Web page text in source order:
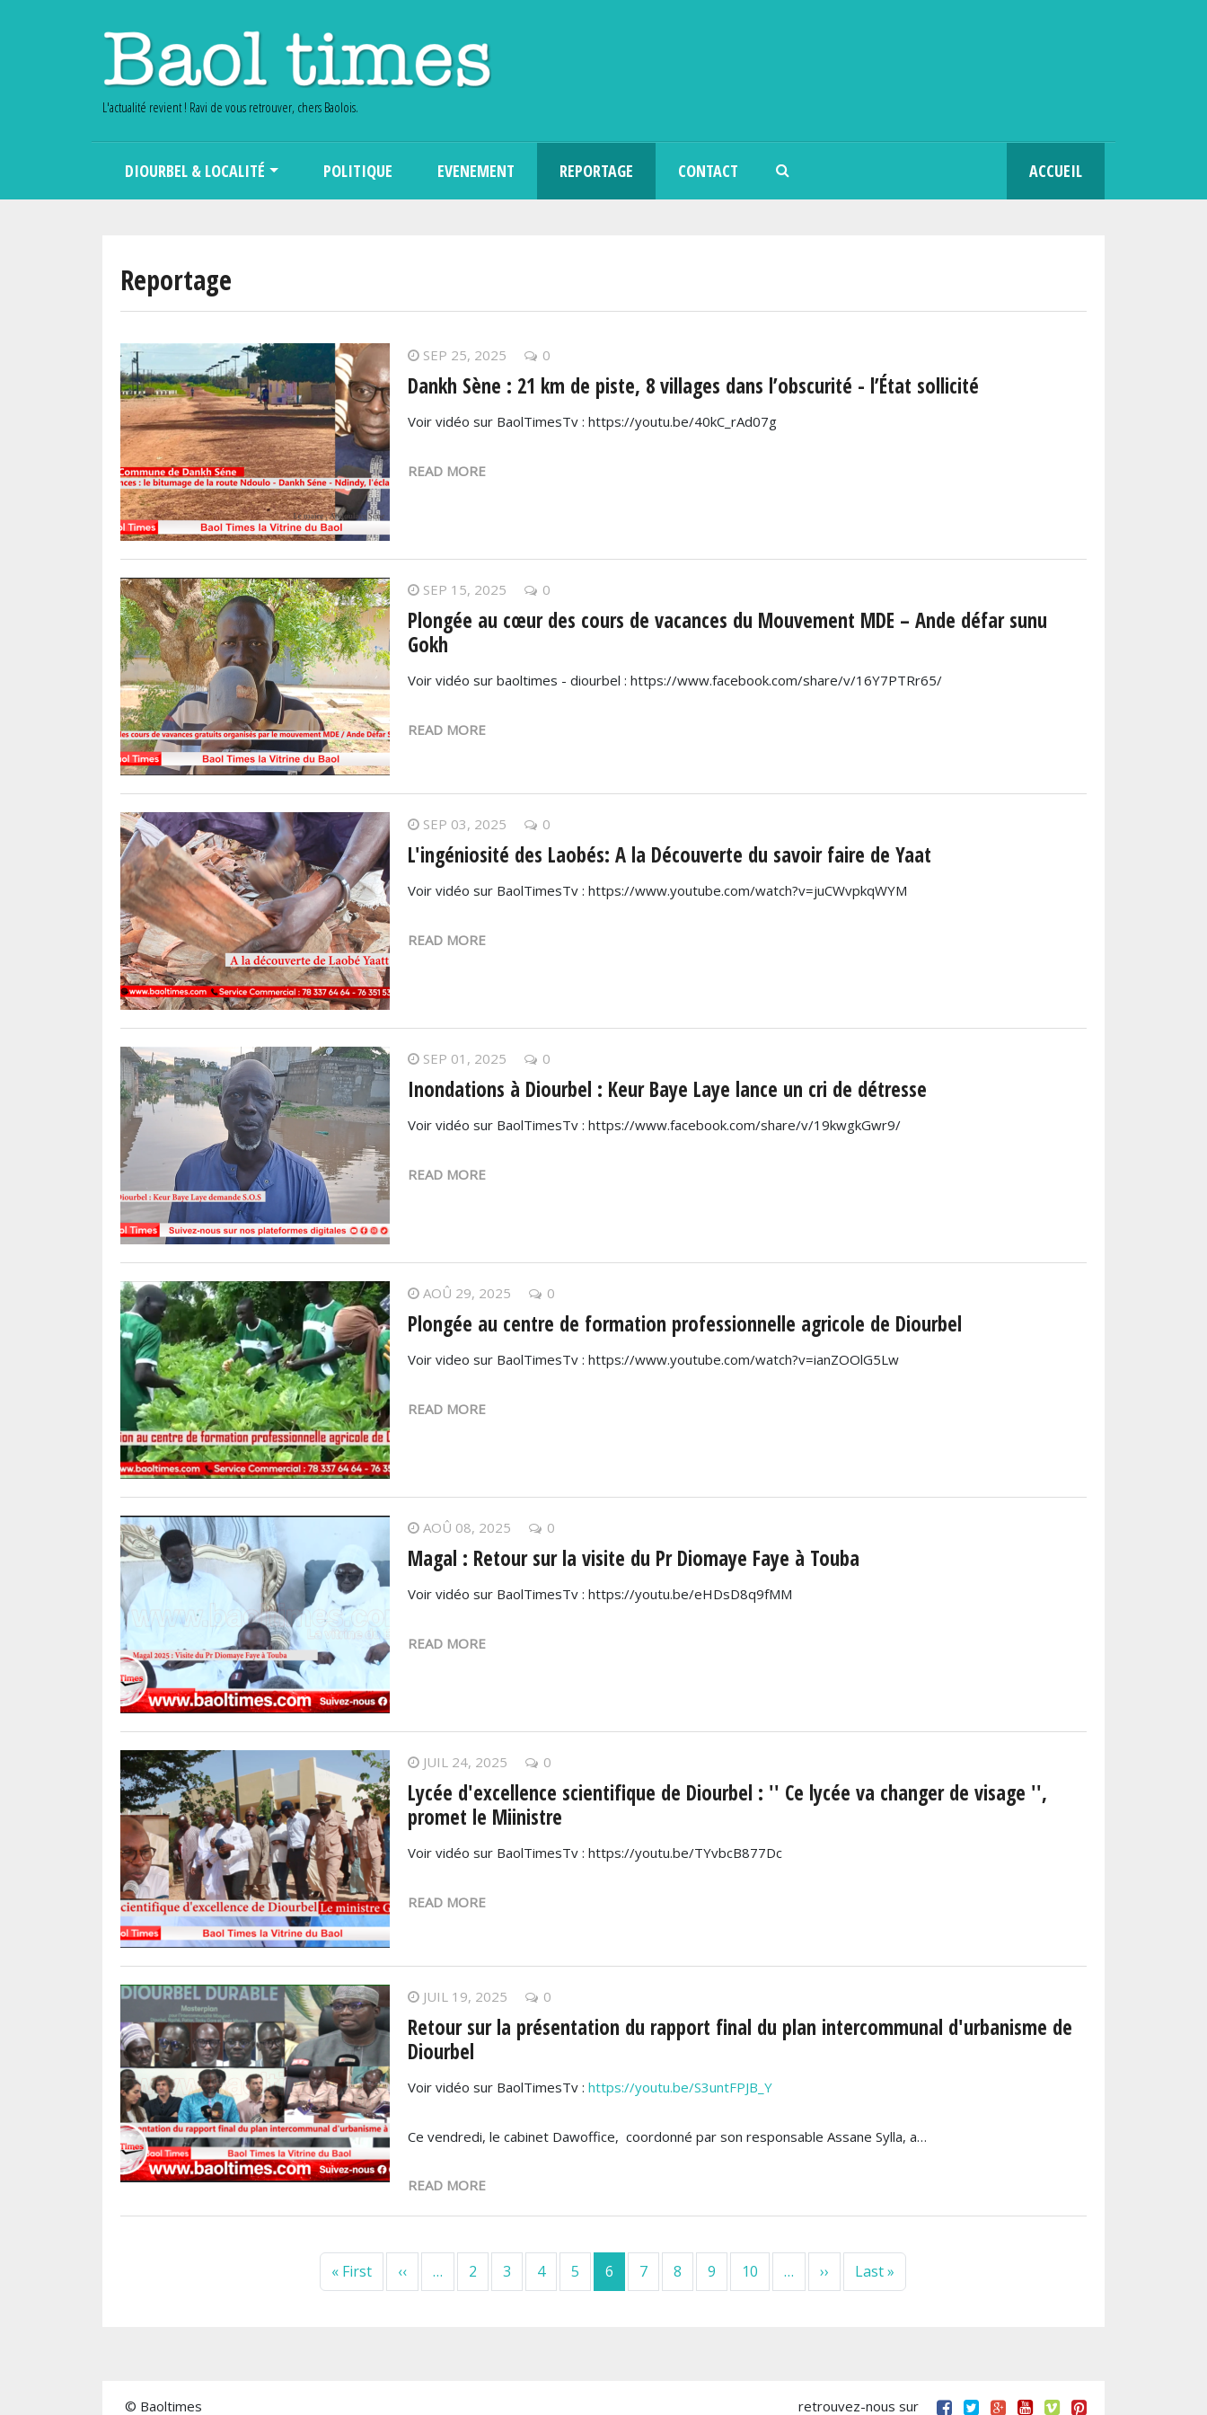
L'actualité revient ! Ravi de vous retrouver, chers Baolois.
DIOURBEL & LOCALITÉ POLITIQUE EVENEMENT REPORTAGE CONTACT ACCUEIL
Reportage
SEP 25, 2025 0
Dankh Sène : 21 km de piste, 8 villages dans l’obscurité - l’État sollicité
Voir vidéo sur BaolTimesTv : https://youtu.be/40kC_rAd07g
READ MORE
SEP 15, 2025 0
Plongée au cœur des cours de vacances du Mouvement MDE – Ande défar sunu
Gokh
Voir vidéo sur baoltimes - diourbel : https://www.facebook.com/share/v/16Y7PTRr65/
READ MORE
SEP 03, 2025 0
L'ingéniosité des Laobés: A la Découverte du savoir faire de Yaat
Voir vidéo sur BaolTimesTv : https://www.youtube.com/watch?v=juCWvpkqWYM
READ MORE
SEP 01, 2025 0
Inondations à Diourbel : Keur Baye Laye lance un cri de détresse
Voir vidéo sur BaolTimesTv : https://www.facebook.com/share/v/19kwgkGwr9/
READ MORE
AOÛ 29, 2025 0
Plongée au centre de formation professionnelle agricole de Diourbel
Voir video sur BaolTimesTv : https://www.youtube.com/watch?v=ianZOOlG5Lw
READ MORE
AOÛ 08, 2025 0
Magal : Retour sur la visite du Pr Diomaye Faye à Touba
Voir vidéo sur BaolTimesTv : https://youtu.be/eHDsD8q9fMM
READ MORE
JUIL 24, 2025 0
Lycée d'excellence scientifique de Diourbel : '' Ce lycée va changer de visage '',
promet le Miinistre
Voir vidéo sur BaolTimesTv : https://youtu.be/TYvbcB877Dc
READ MORE
JUIL 19, 2025 0
Retour sur la présentation du rapport final du plan intercommunal d'urbanisme de
Diourbel
Voir vidéo sur BaolTimesTv : https://youtu.be/S3untFPJB_Y
Ce vendredi, le cabinet Dawoffice, coordonné par son responsable Assane Sylla, a…
READ MORE
« FirstPremière page
‹‹Page précédente
… 2 3 4 5 6 7 8 9 10 … ››Page suivante
Last »Dernière page
© Baoltimes retrouvez-nous sur